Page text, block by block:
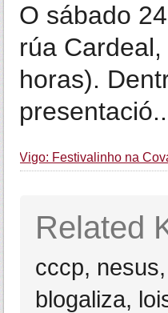
O sábado
rúa
horas).
Vigo: Festivalinho na
Related
cccp,
blogaliza,